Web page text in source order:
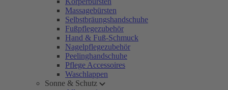
Massagebürsten
Selbstbräungshandschuhe
Fußpflegezubehör
Hand & Fuß-Schmuck
Nagelpflegezubehör
Peelinghandschuhe
Pflege Accessoires
Waschlappen
Sonne & Schutz